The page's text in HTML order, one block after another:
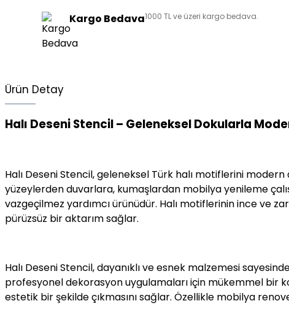
Kargo Bedava1000 TL ve üzeri kargo bedava.
Ürün Detay
Halı Deseni Stencil – Geleneksel Dokularla
Halı Deseni Stencil, geleneksel Türk halı motiflerini
yüzeylerden duvarlara, kumaşlardan mobilya yenileme
vazgeçilmez yardımcı ürünüdür. Halı motiflerinin ince ve
pürüzsüz bir aktarım sağlar.
Halı Deseni Stencil, dayanıklı ve esnek malzemesi
profesyonel dekorasyon uygulamaları için mükemmel bir
estetik bir şekilde çıkmasını sağlar. Özellikle mobilya